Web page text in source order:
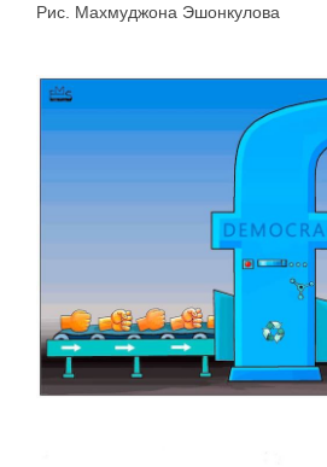
Рис. Махмуджона Эшонкулова